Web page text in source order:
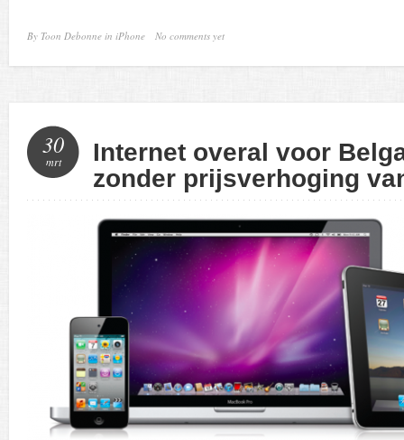
By Toon Debonne in iPhone No comments yet
30
mrt
Internet overal voor
zonder prijsverhoging